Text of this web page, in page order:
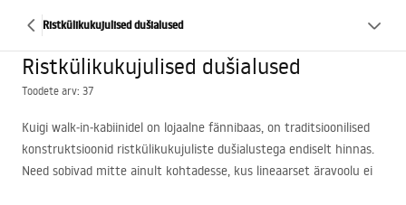
Ristkülikukujulised dušialused
Ristkülikukujulised dušialused
Toodete arv: 37
Kuigi walk‑in‑kabiinidel on lojaalne fännibaas, on traditsioonilised
konstruktsioonid ristkülikukujuliste dušialustega endiselt hinnas.
Need sobivad mitte ainult kohtadesse, kus lineaarset äravoolu ei